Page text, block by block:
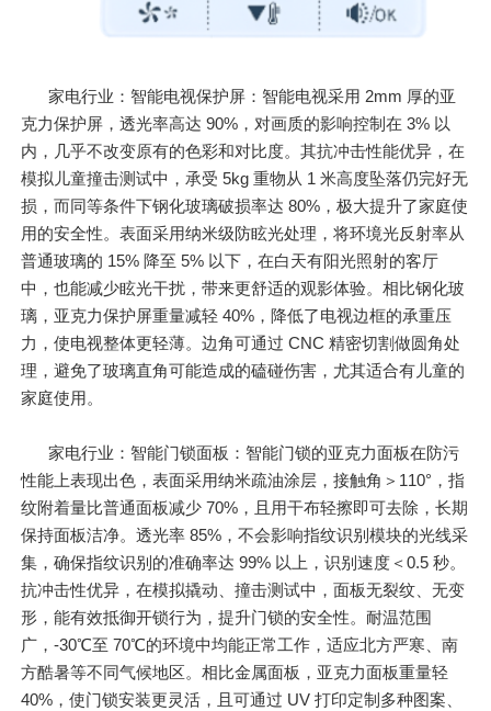
家电行业：智能电视保护屏：智能电视采用 2mm 厚的亚
克力保护屏，透光率高达 90%，对画质的影响控制在 3% 以
内，几乎不改变原有的色彩和对比度。其抗冲击性能优异，在
模拟儿童撞击测试中，承受 5kg 重物从 1 米高度坠落仍完好无
损，而同等条件下钢化玻璃破损率达 80%，极大提升了家庭使
用的安全性。表面采用纳米级防眩光处理，将环境光反射率从
普通玻璃的 15% 降至 5% 以下，在白天有阳光照射的客厅
中，也能减少眩光干扰，带来更舒适的观影体验。相比钢化玻
璃，亚克力保护屏重量减轻 40%，降低了电视边框的承重压
力，使电视整体更轻薄。边角可通过 CNC 精密切割做圆角处
理，避免了玻璃直角可能造成的磕碰伤害，尤其适合有儿童的
家庭使用。
家电行业：智能门锁面板：智能门锁的亚克力面板在防污
性能上表现出色，表面采用纳米疏油涂层，接触角＞110°，指
纹附着量比普通面板减少 70%，且用干布轻擦即可去除，长期
保持面板洁净。透光率 85%，不会影响指纹识别模块的光线采
集，确保指纹识别的准确率达 99% 以上，识别速度＜0.5 秒。
抗冲击性优异，在模拟撬动、撞击测试中，面板无裂纹、无变
形，能有效抵御开锁行为，提升门锁的安全性。耐温范围
广，-30℃至 70℃的环境中均能正常工作，适应北方严寒、南
方酷暑等不同气候地区。相比金属面板，亚克力面板重量轻
40%，使门锁安装更灵活，且可通过 UV 打印定制多种图案、